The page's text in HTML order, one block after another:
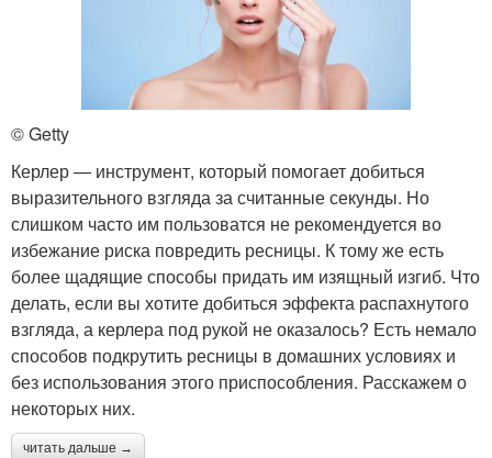
© Getty
Керлер — инструмент, который помогает добиться
выразительного взгляда за считанные секунды. Но
слишком часто им пользоватся не рекомендуется во
избежание риска повредить ресницы. К тому же есть
более щадящие способы придать им изящный изгиб. Что
делать, если вы хотите добиться эффекта распахнутого
взгляда, а керлера под рукой не оказалось? Есть немало
способов подкрутить ресницы в домашних условиях и
без использования этого приспособления. Расскажем о
некоторых них.
читать дальше →